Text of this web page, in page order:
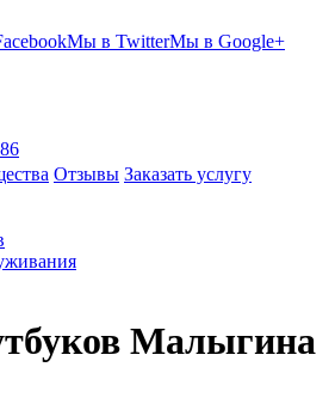
Мы в TwitterМы в Google+
Отзывы Заказать услугу
Малыгина